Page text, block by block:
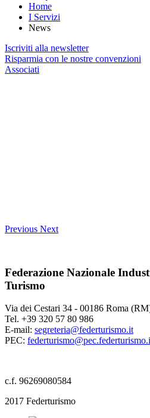
Home
I Servizi
News
Iscriviti alla newsletter
Risparmia con le nostre convenzioni
Associati
Previous Next
Federazione Nazionale
Turismo
Via dei Cestari 34 - 00186 Roma
Tel. +39 320 57 80 986
E-mail: segreteria@federturismo.it
PEC:
c.f. 96269080584
2017 Federturismo